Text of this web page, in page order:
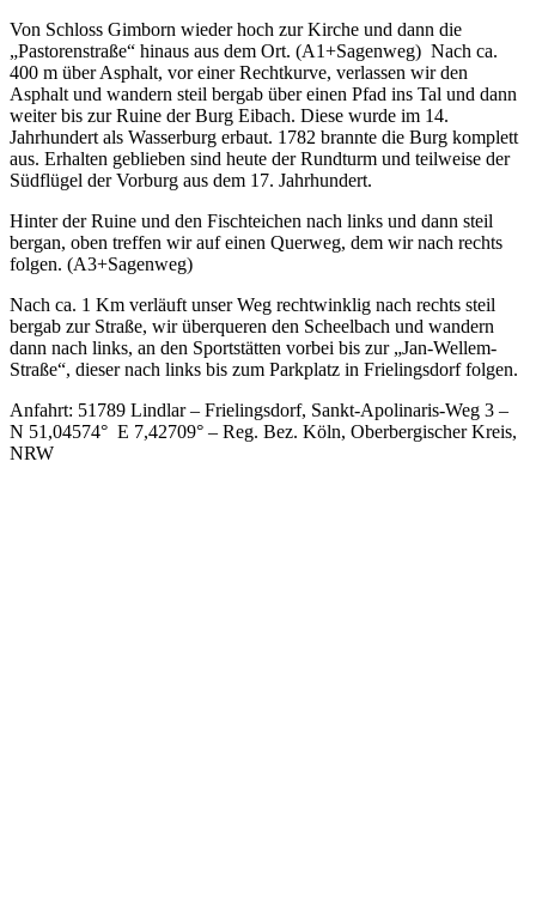
Von Schloss Gimborn wieder hoch zur Kirche und dann die
„Pastorenstraße“ hinaus aus dem Ort. (A1+Sagenweg) Nach ca.
400 m über Asphalt, vor einer Rechtkurve, verlassen wir den
Asphalt und wandern steil bergab über einen Pfad ins Tal und dann
weiter bis zur Ruine der Burg Eibach. Diese wurde im 14.
Jahrhundert als Wasserburg erbaut. 1782 brannte die Burg komplett
aus. Erhalten geblieben sind heute der Rundturm und teilweise der
Südflügel der Vorburg aus dem 17. Jahrhundert.
Hinter der Ruine und den Fischteichen nach links und dann steil
bergan, oben treffen wir auf einen Querweg, dem wir nach rechts
folgen. (A3+Sagenweg)
Nach ca. 1 Km verläuft unser Weg rechtwinklig nach rechts steil
bergab zur Straße, wir überqueren den Scheelbach und wandern
dann nach links, an den Sportstätten vorbei bis zur „Jan-Wellem-
Straße“, dieser nach links bis zum Parkplatz in Frielingsdorf folgen.
Anfahrt: 51789 Lindlar – Frielingsdorf, Sankt-Apolinaris-Weg 3 –
N 51,04574° E 7,42709° – Reg. Bez. Köln, Oberbergischer Kreis,
NRW